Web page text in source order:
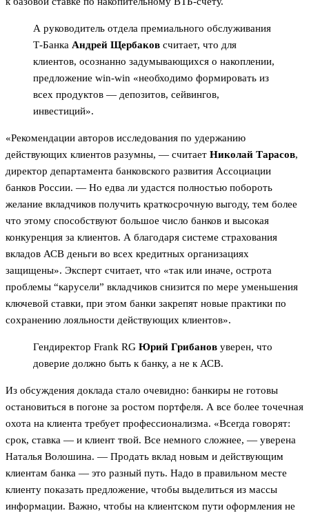
А руководитель отдела премиального обслуживания
Т-Банка Андрей Щербаков считает, что для
клиентов, осознанно задумывающихся о накоплении,
предложение win-win «необходимо формировать из
всех продуктов — депозитов, сейвингов,
инвестиций».
«Рекомендации авторов исследования по удержанию
действующих клиентов разумны, — считает Николай Тарасов,
директор департамента банковского развития Ассоциации
банков России. — Но едва ли удастся полностью побороть
желание вкладчиков получить краткосрочную выгоду, тем более
что этому способствуют большое число банков и высокая
конкуренция за клиентов. А благодаря системе страхования
вкладов АСВ деньги во всех кредитных организациях
защищены». Эксперт считает, что «так или иначе, острота
проблемы “карусели” вкладчиков снизится по мере уменьшения
ключевой ставки, при этом банки закрепят новые практики по
сохранению лояльности действующих клиентов».
Гендиректор Frank RG Юрий Грибанов уверен, что
доверие должно быть к банку, а не к АСВ.
Из обсуждения доклада стало очевидно: банкиры не готовы
остановиться в погоне за ростом портфеля. А все более точечная
охота на клиента требует профессионализма. «Всегда говорят:
срок, ставка — и клиент твой. Все немного сложнее, — уверена
Наталья Волошина. — Продать вклад новым и действующим
клиентам банка — это разный путь. Надо в правильном месте
клиенту показать предложение, чтобы выделиться из массы
информации. Важно, чтобы на клиентском пути оформления не